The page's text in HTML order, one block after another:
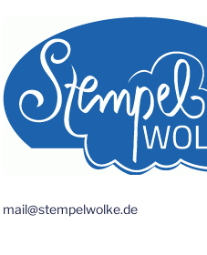
mail@stempelwolke.de